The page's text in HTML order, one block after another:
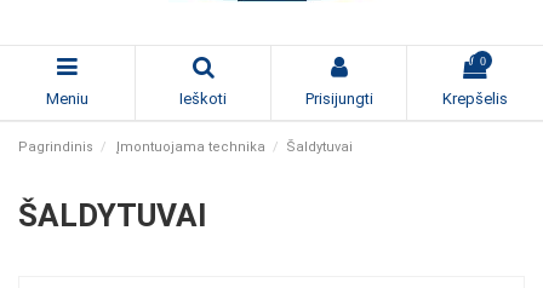
Meniu Ieškoti Prisijungti
0
Krepšelis
Pagrindinis Įmontuojama technika Šaldytuvai
ŠALDYTUVAI